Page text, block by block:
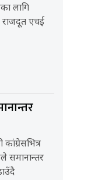
लागि
राजदूत एचई
समानान्तर